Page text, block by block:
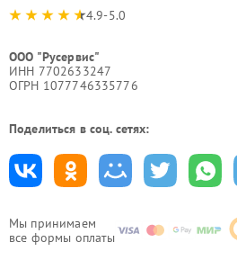
Мы принимаем
все формы оплаты
4.9-5.0
ООО "Русервис"
ИНН 7702633247
ОГРН 1077746335776
Поделиться в соц. сетях: